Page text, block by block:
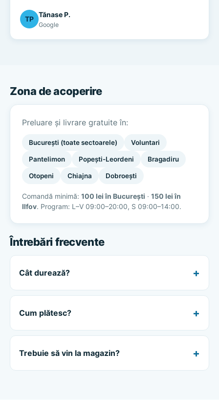
TP
Tănase P.
Google
Zona de acoperire
Preluare și livrare gratuite în:
București (toate sectoarele) Voluntari
Pantelimon Popești-Leordeni Bragadiru
Otopeni Chiajna Dobroești
Comandă minimă: 100 lei în București · 150 lei în
Ilfov. Program: L–V 09:00–20:00, S 09:00–14:00.
Întrebări frecvente
Cât durează?
Cum plătesc?
Trebuie să vin la magazin?